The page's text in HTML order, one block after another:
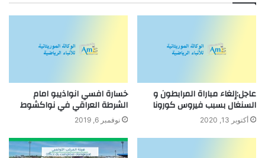
عاجل:إلغاء مباراة المرابطون و
السنغال بسبب فيروس كورونا
أكتوبر 13, 2020
خسارة افسي انواذيبو امام
الشرطة العراقي في نواكشوط
نوفمبر 6, 2019